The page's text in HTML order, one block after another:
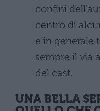
confini
centro di
e in generale
sempre il via
del cast.
UNA BELLA